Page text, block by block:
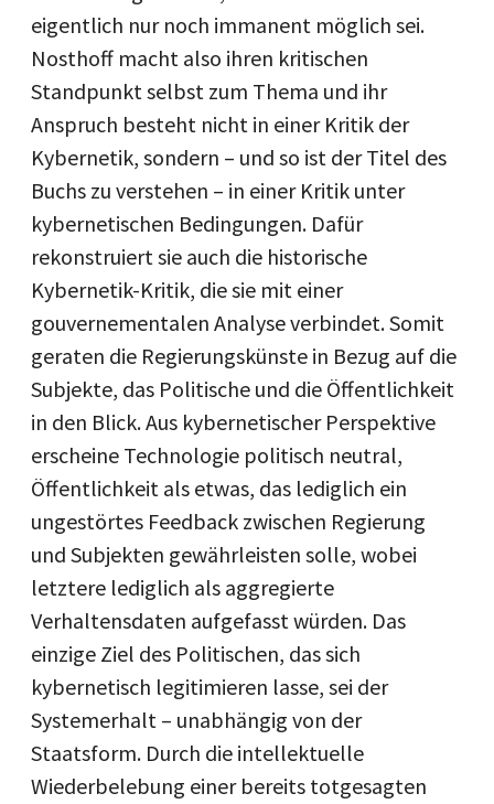
eigentlich nur noch immanent möglich sei.
Nosthoff macht also ihren kritischen
Standpunkt selbst zum Thema und ihr
Anspruch besteht nicht in einer Kritik der
Kybernetik, sondern – und so ist der Titel des
Buchs zu verstehen – in einer Kritik unter
kybernetischen Bedingungen. Dafür
rekonstruiert sie auch die historische
Kybernetik-Kritik, die sie mit einer
gouvernementalen Analyse verbindet. Somit
geraten die Regierungskünste in Bezug auf die
Subjekte, das Politische und die Öffentlichkeit
in den Blick. Aus kybernetischer Perspektive
erscheine Technologie politisch neutral,
Öffentlichkeit als etwas, das lediglich ein
ungestörtes Feedback zwischen Regierung
und Subjekten gewährleisten solle, wobei
letztere lediglich als aggregierte
Verhaltensdaten aufgefasst würden. Das
einzige Ziel des Politischen, das sich
kybernetisch legitimieren lasse, sei der
Systemerhalt – unabhängig von der
Staatsform. Durch die intellektuelle
Wiederbelebung einer bereits totgesagten